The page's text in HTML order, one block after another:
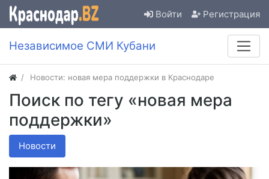
Войти Регистрация
Независимое СМИ Кубани
Новости: новая мера поддержки в Краснодаре
Поиск по тегу «новая мера
поддержки»
Новости